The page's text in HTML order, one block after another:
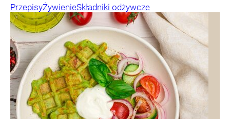
PrzepisyŻywienieSkładniki odżywcze